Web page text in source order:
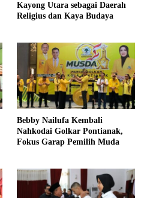
Kayong Utara sebagai Daerah
Religius dan Kaya Budaya
Bebby Nailufa Kembali
Nahkodai Golkar Pontianak,
Fokus Garap Pemilih Muda